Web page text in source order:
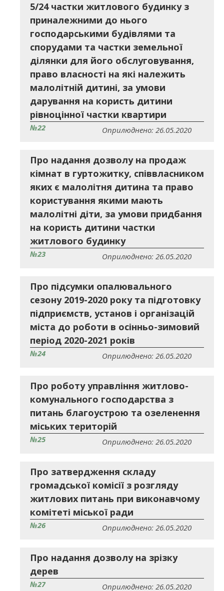
5/24 частки житлового будинку з
приналежними до нього
господарськими будівлями та
спорудами та частки земельної
ділянки для його обслуговування,
право власності на які належить
малолітній дитині, за умови
дарування на користь дитини
рівноцінної частки квартири
№22 Оприлюднено: 26.05.2020
Про надання дозволу на продаж
кімнат в гуртожитку, співвласником
яких є малолітня дитина та право
користування якими мають
малолітні діти, за умови придбання
на користь дитини частки
житлового будинку
№23 Оприлюднено: 26.05.2020
Про підсумки опалювального
сезону 2019-2020 року та підготовку
підприємств, установ і організацій
міста до роботи в осінньо-зимовий
період 2020-2021 років
№24 Оприлюднено: 26.05.2020
Про роботу управління житлово-
комунального господарства з
питань благоустрою та озеленення
міських територій
№25 Оприлюднено: 26.05.2020
Про затвердження складу
громадської комісії з розгляду
житлових питань при виконавчому
комітеті міської ради
№26 Оприлюднено: 26.05.2020
Про надання дозволу на зрізку
дерев
№27 Оприлюднено: 26.05.2020